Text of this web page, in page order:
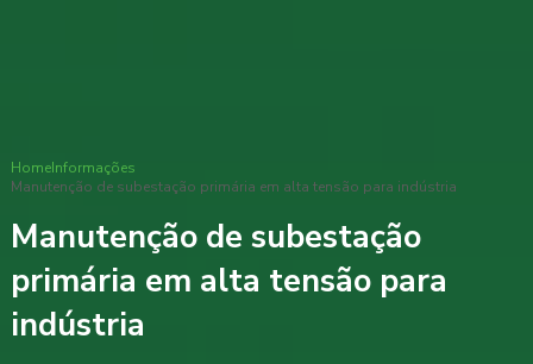
HomeInformações
Manutenção de subestação primária em alta tensão para indústria
Manutenção de subestação
primária em alta tensão para
indústria